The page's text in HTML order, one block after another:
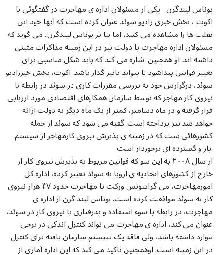
یوناس لیندگرن ، یکی از مسئولان اداره ی مهاجرت در گفتگوئی با
اکوت ، بخش خبری رادیو سوئد عنوان کرده است که آنها خود این
تقلب ها را مشاهده می کنند، اما بنا بر یوناس لیندگرن، می گوید که
مسئولان اداره مهاجرت با دولت نیز در این زمینه مذاکرات مثبتی
داشته اند. او همچنین اشاره می کند که باید شکل مناسبی برای
تغییر قوانین پیداشود تا بتواند تاثیر گذار باشد. اکوت، بخش خبررادیو
سوئد، درگزارش خود به بررسی مقررات کاری در سوئد در رابطه با
نیروی کار مهاجر که توسط سازمان همکارهای اقتصادی مورد ارزیابی
قرار گرفته و در ماه دسامبر، کمتر از یک ماه دیگر به دولت ارائه
خواهد شد نیز پرداخته است. گفته می شود که سوئد از جمله
کشورهائی ست که در زمینه ی پذیرش نیروی کارمهاجر از سیستم
باز و گسترده ای برخوردار است.
از سال ۲۰۰۸ به این سو که قوانین مربوط به پذیرش نیروی کار از
خارج از کشورهای اتحادیه ی اروپا به سوئد تغییر کرده، اداره کل
امورمهاجرت، می گراشونس ورکت با مهاجرت حدود ۴۷ هزار نیروی
کار به سوئد موافقت کرده است. یوناس لیند گرن از اداره ی
مهاجرت، در رابطه با سوء استفاده و بدرفتاری با نیروی کار در سوئد،
عنوان می کند، اداره ی مهاجرت می تواند کنترل اندکی در برخی
موارد داشته باشد، ولی فاقد یک سیستم سازمان یافته برای کنترل
در این زمینه است. اوهمچنین تاکید می کند که این اداره آماری از